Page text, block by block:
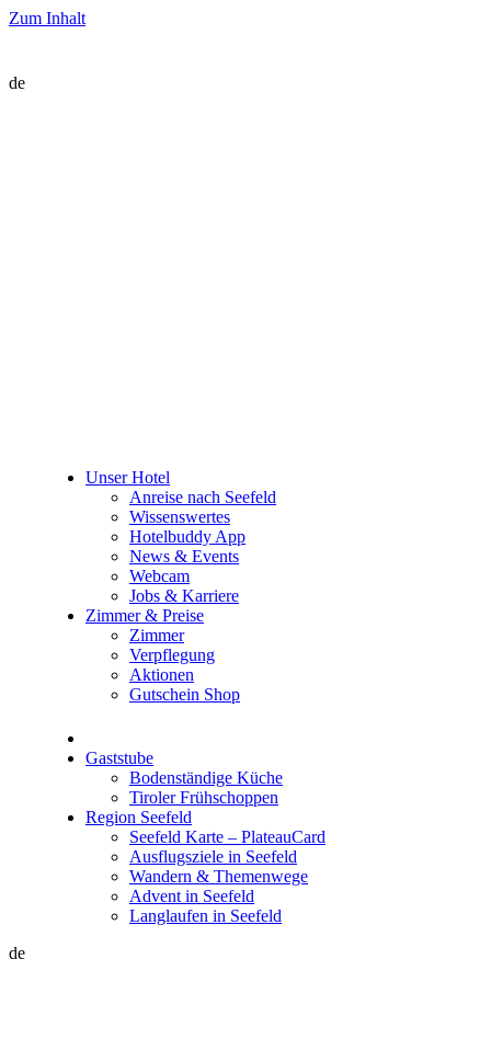
Zum Inhalt
de
Unser Hotel
Anreise nach Seefeld
Wissenswertes
Hotelbuddy App
News & Events
Webcam
Jobs & Karriere
Zimmer & Preise
Zimmer
Verpflegung
Aktionen
Gutschein Shop
Gaststube
Bodenständige Küche
Tiroler Frühschoppen
Region Seefeld
Seefeld Karte – PlateauCard
Ausflugsziele in Seefeld
Wandern & Themenwege
Advent in Seefeld
Langlaufen in Seefeld
de